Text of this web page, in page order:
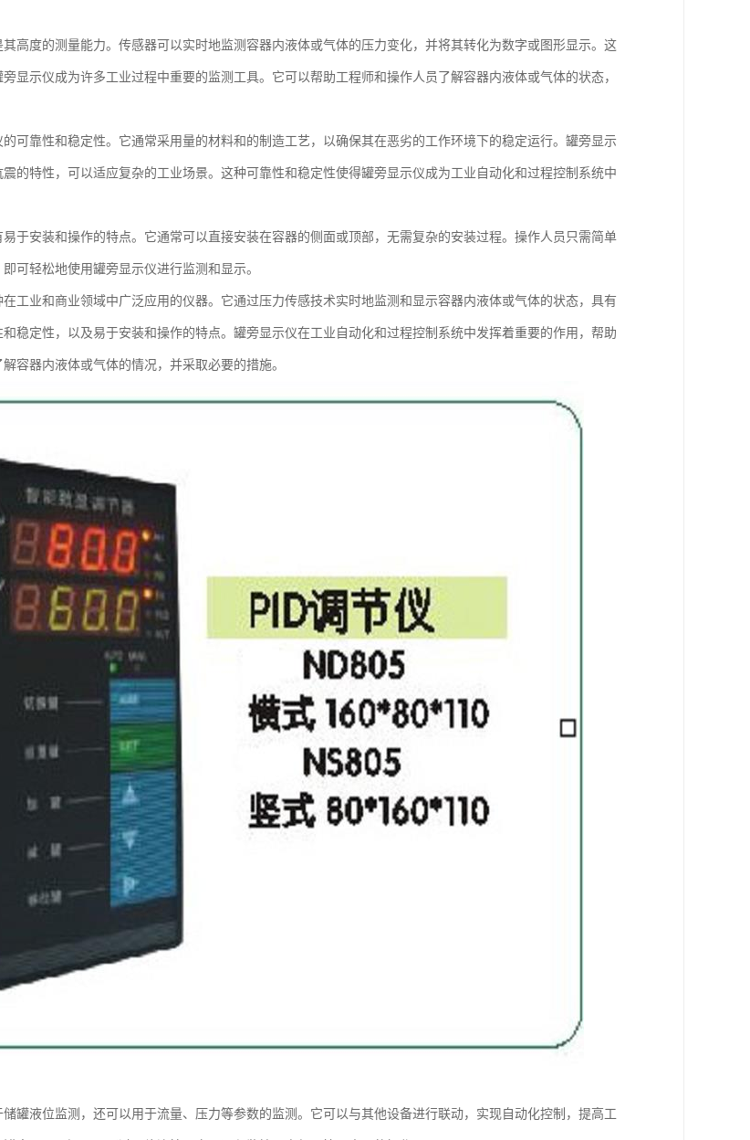
高度的测量能力。传感器可以实时地监测容器内液体或气体的压力变化，并将其转化为数字或图形显示。这
显示仪成为许多工业过程中重要的监测工具。它可以帮助工程师和操作人员了解容器内液体或气体的状态，
可靠性和稳定性。它通常采用量的材料和的制造工艺，以确保其在恶劣的工作环境下的稳定运行。罐旁显示
的特性，可以适应复杂的工业场景。这种可靠性和稳定性使得罐旁显示仪成为工业自动化和过程控制系统中
于安装和操作的特点。它通常可以直接安装在容器的侧面或顶部，无需复杂的安装过程。操作人员只需简单
可轻松地使用罐旁显示仪进行监测和显示。
工业和商业领域中广泛应用的仪器。它通过压力传感技术实时地监测和显示容器内液体或气体的状态，具有
稳定性，以及易于安装和操作的特点。罐旁显示仪在工业自动化和过程控制系统中发挥着重要的作用，帮助
容器内液体或气体的情况，并采取必要的措施。
罐液位监测，还可以用于流量、压力等参数的监测。它可以与其他设备进行联动，实现自动化控制，提高工